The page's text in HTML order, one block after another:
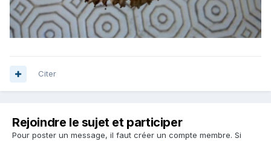
Citer
Rejoindre le sujet et participer
Pour poster un message, il faut créer un compte membre. Si